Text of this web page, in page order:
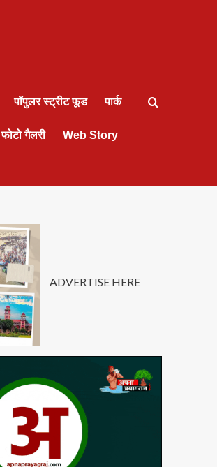
पॉपुलर स्ट्रीट फूड पार्क
फोटो गैलरी Web Story
ADVERTISE HERE